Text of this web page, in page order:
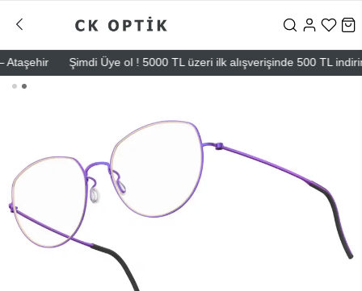
Şimdi Üye ol ! 5000 TL üzeri ilk alışverişinde 500 TL indirim